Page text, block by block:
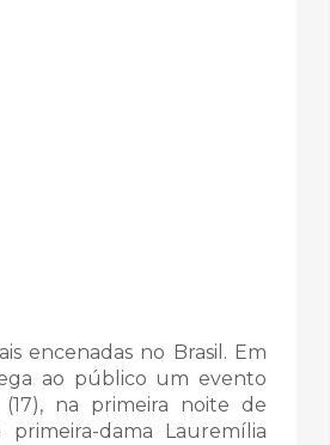
encenadas no Brasil. Em
ao público um evento
na primeira noite de
dama Lauremília